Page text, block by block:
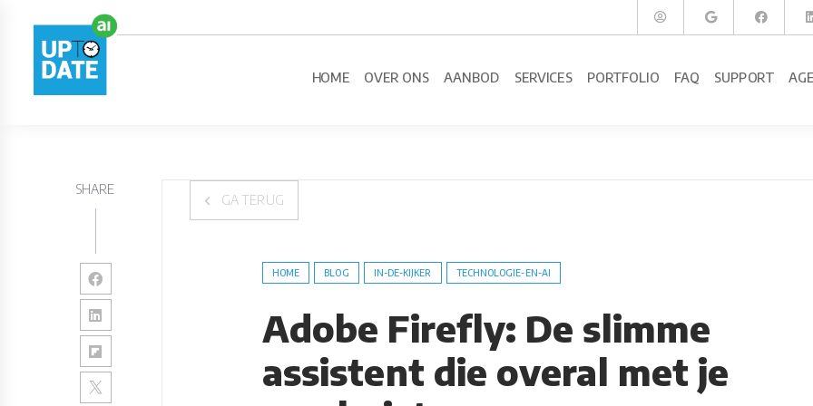
HOME OVER ONS AANBOD SERVICES PORTFOLIO FAQ SUPPORT
SHARE
GA TERUG
HOME BLOG IN-DE-KIJKER TECHNOLOGIE-EN-AI
Adobe Firefly: De slimme
assistent die overal met je